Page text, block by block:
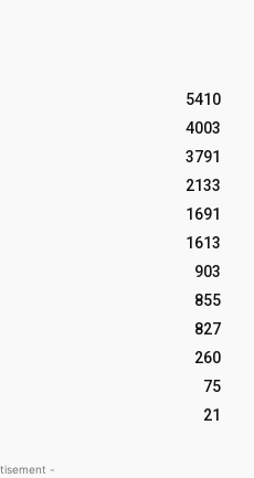
5410
4003
3791
2133
1691
1613
903
855
827
260
75
21
-